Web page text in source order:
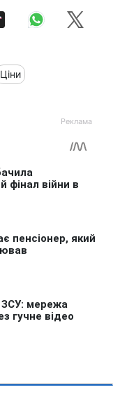
Ціни